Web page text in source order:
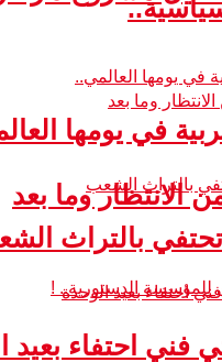
في يومها
بالتراث
فني احتفاء بعيد